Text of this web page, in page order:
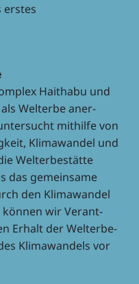
erstes
Hait­habu und
Welt­erbe aner­
mithilfe von
Klima­wan­del und
Welt­erbe­stätte
das gemein­same
den Klima­wan­del
können wir Verant­
Erhalt der Welt­erbe­
Klima­wan­dels vor